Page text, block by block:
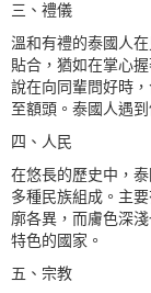
三、禮儀
溫和有禮的泰國人
貼合，猶如在掌心
說在向同輩問好時
至額頭。泰國人遇
四、人民
在悠長的歷史中，
多種民族組成。主
廓各異，而膚色深
特色的國家。
五、宗教